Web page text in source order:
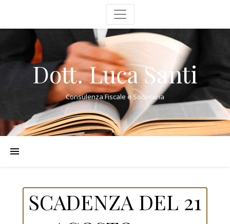
Dott. Luca Santi
Consulenza Fiscale e Societaria
SCADENZA DEL 21